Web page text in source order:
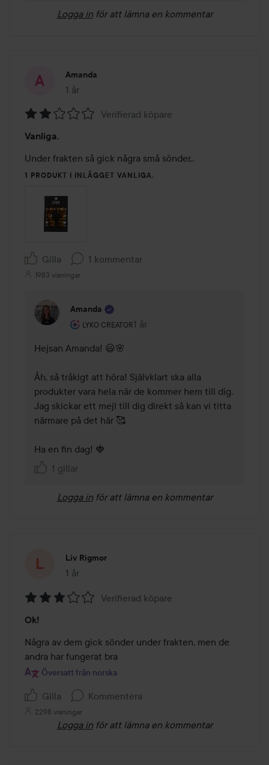
Logga in för att lämna en kommentar
Amanda
1 år
Inlägget skapades 1 år
2
av
5
Verifierad köpare
Vanliga.
Under frakten så gick några små sönder..
1 PRODUKT I INLÄGGET VANLIGA.
Gilla 1 kommentar
1983 visningar
Amanda
LYKO CREATOR
Användarens roll: Lyko Creator.
1 år
Kommentaren lades 1 år
Hejsan Amanda! 😃🌸
Åh, så tråkigt att höra! Självklart ska alla
produkter vara hela när de kommer hem till dig.
Jag skickar ett mejl till dig direkt så kan vi titta
närmare på det här 🥰
Ha en fin dag! 🍓
1 gillar
Logga in för att lämna en kommentar
Liv Rigmor
1 år
Inlägget skapades 1 år
3
av
5
Verifierad köpare
Ok!
Några av dem gick sönder under frakten, men de
andra har fungerat bra
Översatt från norska
Gilla Kommentera
2298 visningar
Logga in för att lämna en kommentar